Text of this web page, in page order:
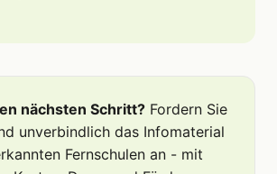
nächsten Schritt? Fordern Sie
unverbindlich das Infomaterial
Fernschulen an - mit